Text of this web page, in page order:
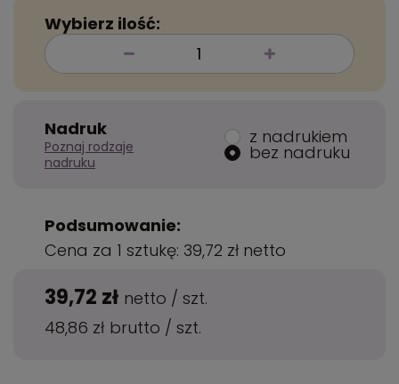
Wybierz ilość:
Nadruk
Poznaj rodzaje
nadruku
z nadrukiem
bez nadruku
Podsumowanie:
Cena za 1 sztukę: 39,72 zł netto
39,72 zł netto / szt.
48,86 zł brutto / szt.